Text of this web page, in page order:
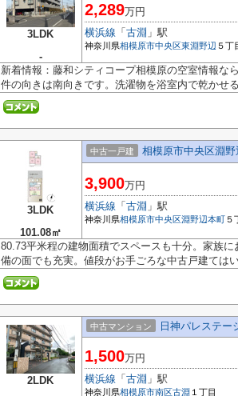
3LDK
-
2,289万円
横浜線 「 古淵 」駅
神奈川県相模原市中央区東淵野辺 ５丁
新着情報：藤和シティコープ相模原の空室情報な
件の向きは南向きです。洗濯物を浴室内で乾かせ
3LDK
101.08㎡
中古一戸建 相模原市中央区淵
3,900万円
横浜線 「 古淵 」駅
神奈川県相模原市中央区淵野辺本町 ５
80.73平米程の建物面積でスペースも十分。家族
備の面でも充実。値段がお手ごろな中古戸建ては
2LDK
中古マンション 日神パレステー
1,500万円
横浜線 「 古淵 」駅
神奈川県相模原市南区古淵 １丁目